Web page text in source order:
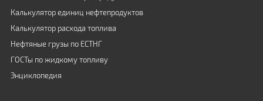
Калькулятор единиц нефтепродуктов
Калькулятор расхода топлива
Нефтяные грузы по ЕСТНГ
ГОСТы по жидкому топливу
Энциклопедия